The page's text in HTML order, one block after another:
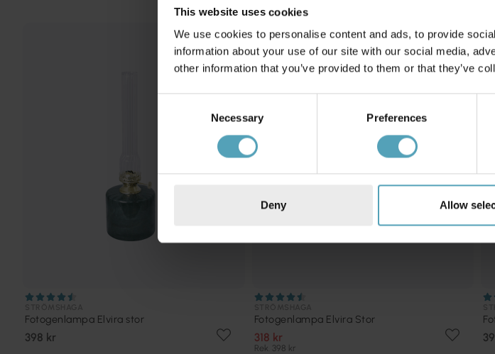
This website uses cookies
We use cookies to personalise content and ads, to provide
information about your use of our site with our social media,
other information that you’ve provided to them or that they’ve
Necessary Preferences
Deny Allow
Fotogenlampa Elvira stor
398 kr
KAMPANJ
Fotogenlampa Elvira Stor
318 kr
Rek. 398 kr